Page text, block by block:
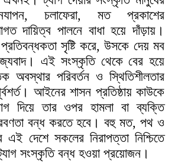
চলাফেরা, মত প্রকাশের
দায়িত্ব পালনে বাধা হয়ে দাঁড়ায়।
সৃষ্টি করে, উসকে দেয় মব
এই সংস্কৃতি থেকে বের হয়ে
অবস্থার পরিবর্তন ও স্থিতিশীলতার
আইনের শাসন প্রতিষ্ঠায় কাউকে
দিয়ে তার ওপর হামলা বা ব্যক্তি
বন্ধ করতে হবে। বহু মত, পথ ও
এই দেশে সকলের নিরাপত্তা নিশ্চিতে
সংস্কৃতি বন্ধ হওয়া প্রয়োজন।